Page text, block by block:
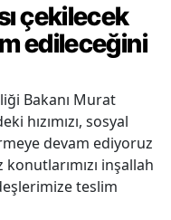
çekilecek
edileceğini
Bakanı Murat
hızımızı, sosyal
devam ediyoruz
inşallah
teslim